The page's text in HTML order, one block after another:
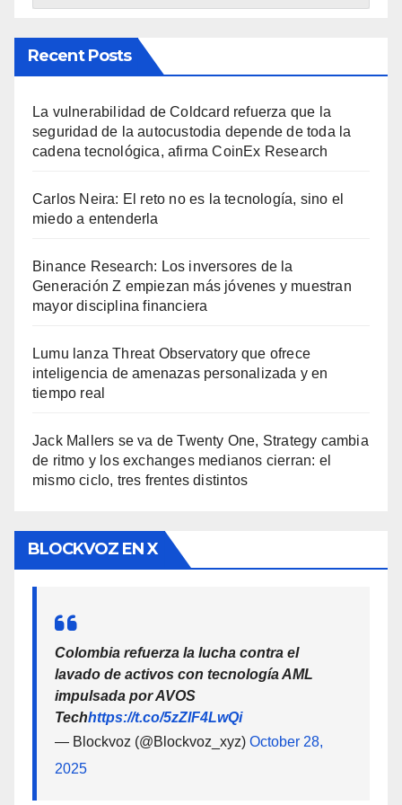
Recent Posts
La vulnerabilidad de Coldcard refuerza que la
seguridad de la autocustodia depende de toda la
cadena tecnológica, afirma CoinEx Research
Carlos Neira: El reto no es la tecnología, sino el
miedo a entenderla
Binance Research: Los inversores de la
Generación Z empiezan más jóvenes y muestran
mayor disciplina financiera
Lumu lanza Threat Observatory que ofrece
inteligencia de amenazas personalizada y en
tiempo real
Jack Mallers se va de Twenty One, Strategy cambia
de ritmo y los exchanges medianos cierran: el
mismo ciclo, tres frentes distintos
BLOCKVOZ EN X
Colombia refuerza la lucha contra el
lavado de activos con tecnología AML
impulsada por AVOS
Techhttps://t.co/5zZlF4LwQi
— Blockvoz (@Blockvoz_xyz) October 28,
2025